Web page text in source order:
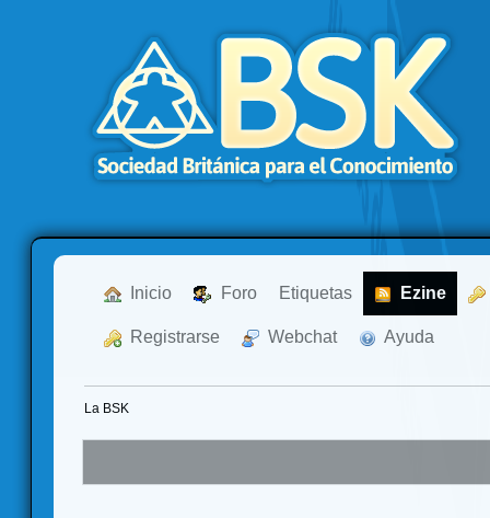
Inicio Foro Etiquetas Ezine
Registrarse Webchat Ayuda
La BSK